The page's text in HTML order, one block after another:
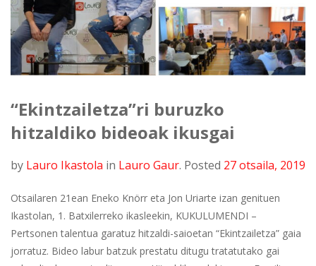
“Ekintzailetza”ri buruzko
hitzaldiko bideoak ikusgai
by Lauro Ikastola in Lauro Gaur. Posted 27 otsaila, 2019
Otsailaren 21ean Eneko Knörr eta Jon Uriarte izan genituen
Ikastolan, 1. Batxilerreko ikasleekin, KUKULUMENDI –
Pertsonen talentua garatuz hitzaldi-saioetan “Ekintzailetza” gaia
jorratuz. Bideo labur batzuk prestatu ditugu tratatutako gai